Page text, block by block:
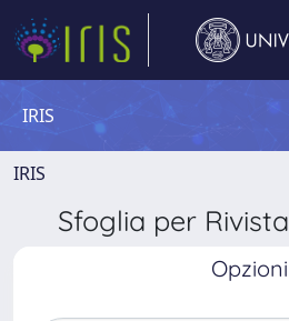
IRIS
IRIS
Sfoglia per
Opzioni